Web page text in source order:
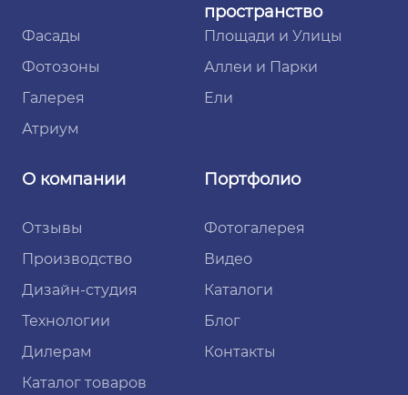
Фасады
Фотозоны
Галерея
Атриум
пространство
Площади и Улицы
Аллеи и Парки
Ели
О компании
Отзывы
Производство
Дизайн-студия
Технологии
Дилерам
Каталог товаров
Портфолио
Фотогалерея
Видео
Каталоги
Блог
Контакты